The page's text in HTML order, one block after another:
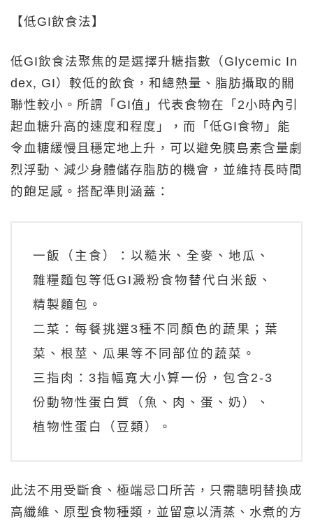
【低GI飲食法】
低GI飲食法聚焦的是選擇升糖指數（Glycemic In
dex, GI）較低的飲食，和總熱量、脂肪攝取的關
聯性較小。所謂「GI值」代表食物在「2小時內引
起血糖升高的速度和程度」，而「低GI食物」能
令血糖緩慢且穩定地上升，可以避免胰島素含量劇
烈浮動、減少身體儲存脂肪的機會，並維持長時間
的飽足感。搭配準則涵蓋：
一飯（主食）：以糙米、全麥、地瓜、
雜糧麵包等低GI澱粉食物替代白米飯、
精製麵包。
二菜：每餐挑選3種不同顏色的蔬果；葉
菜、根莖、瓜果等不同部位的蔬菜。
三指肉：3指幅寬大小算一份，包含2-3
份動物性蛋白質（魚、肉、蛋、奶）、
植物性蛋白（豆類）。
此法不用受斷食、極端忌口所苦，只需聰明替換成
高纖維、原型食物種類，並留意以清蒸、水煮的方